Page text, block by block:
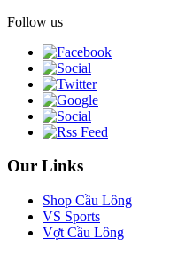
Follow us
Our Links
Shop Cầu Lông
VS Sports
Vợt Cầu Lông